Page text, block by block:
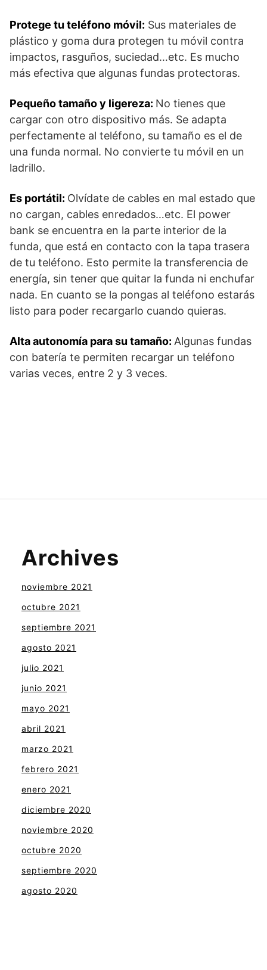
Protege tu teléfono móvil: Sus materiales de
plástico y goma dura protegen tu móvil contra
impactos, rasguños, suciedad…etc. Es mucho
más efectiva que algunas fundas protectoras.
Pequeño tamaño y ligereza: No tienes que
cargar con otro dispositivo más. Se adapta
perfectamente al teléfono, su tamaño es el de
una funda normal. No convierte tu móvil en un
ladrillo.
Es portátil: Olvídate de cables en mal estado que
no cargan, cables enredados…etc. El power
bank se encuentra en la parte interior de la
funda, que está en contacto con la tapa trasera
de tu teléfono. Esto permite la transferencia de
energía, sin tener que quitar la funda ni enchufar
nada. En cuanto se la pongas al teléfono estarás
listo para poder recargarlo cuando quieras.
Alta autonomía para su tamaño: Algunas fundas
con batería te permiten recargar un teléfono
varias veces, entre 2 y 3 veces.
Archives
noviembre 2021
octubre 2021
septiembre 2021
agosto 2021
julio 2021
junio 2021
mayo 2021
abril 2021
marzo 2021
febrero 2021
enero 2021
diciembre 2020
noviembre 2020
octubre 2020
septiembre 2020
agosto 2020